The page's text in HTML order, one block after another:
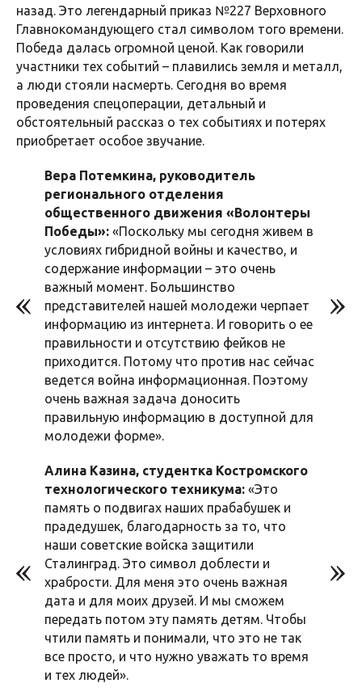
назад. Это легендарный приказ №227 Верховного
Главнокомандующего стал символом того времени.
Победа далась огромной ценой. Как говорили
участники тех событий – плавились земля и металл,
а люди стояли насмерть. Сегодня во время
проведения спецоперации, детальный и
обстоятельный рассказ о тех событиях и потерях
приобретает особое звучание.
Вера Потемкина, руководитель
регионального отделения
общественного движения «Волонтеры
Победы»: «Поскольку мы сегодня живем в
условиях гибридной войны и качество, и
содержание информации – это очень
важный момент. Большинство
представителей нашей молодежи черпает
информацию из интернета. И говорить о ее
правильности и отсутствию фейков не
приходится. Потому что против нас сейчас
ведется война информационная. Поэтому
очень важная задача доносить
правильную информацию в доступной для
молодежи форме».
Алина Казина, студентка Костромского
технологического техникума: «Это
память о подвигах наших прабабушек и
прадедушек, благодарность за то, что
наши советские войска защитили
Сталинград. Это символ доблести и
храбрости. Для меня это очень важная
дата и для моих друзей. И мы сможем
передать потом эту память детям. Чтобы
чтили память и понимали, что это не так
все просто, и что нужно уважать то время
и тех людей».